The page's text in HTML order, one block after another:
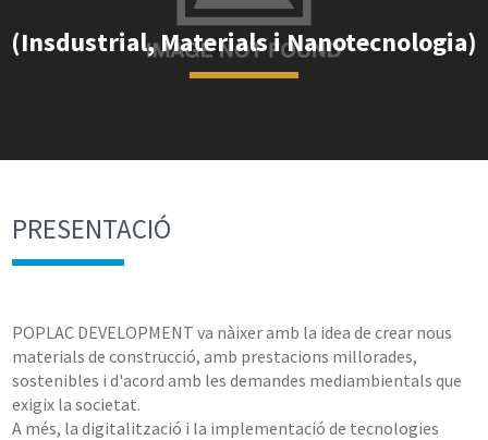
(Insdustrial, Materials i Nanotecnologia)
PRESENTACIÓ
POPLAC DEVELOPMENT va nàixer amb la idea de crear nous
materials de construcció, amb prestacions millorades,
sostenibles i d'acord amb les demandes mediambientals que
exigix la societat.
A més, la digitalització i la implementació de tecnologies